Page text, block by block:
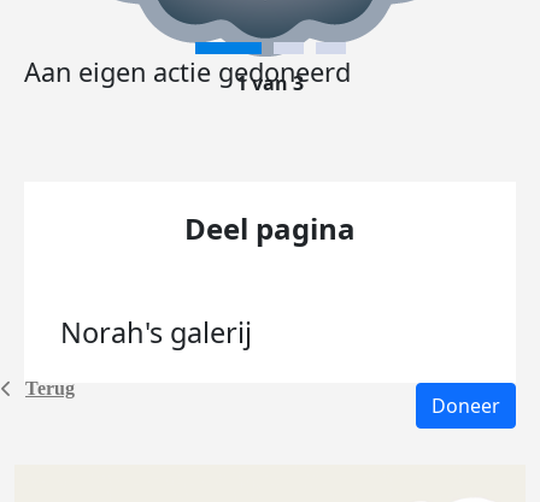
Terug
Aan eigen actie gedoneerd
1 van 3
Deel pagina
Norah's galerij
Doneer